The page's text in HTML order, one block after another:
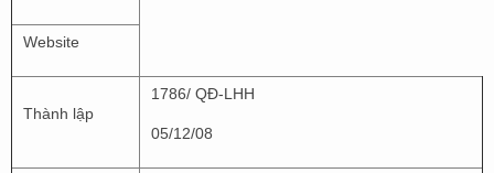
Website
Thành lập
1786/ QĐ-LHH
05/12/08